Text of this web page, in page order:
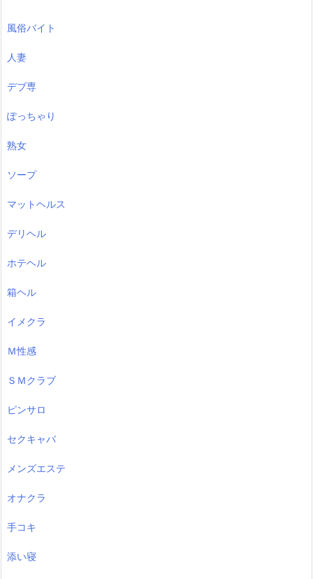
風俗バイト
人妻
デブ専
ぽっちゃり
熟女
ソープ
マットヘルス
デリヘル
ホテヘル
箱ヘル
イメクラ
Ｍ性感
ＳＭクラブ
ピンサロ
セクキャバ
メンズエステ
オナクラ
手コキ
添い寝